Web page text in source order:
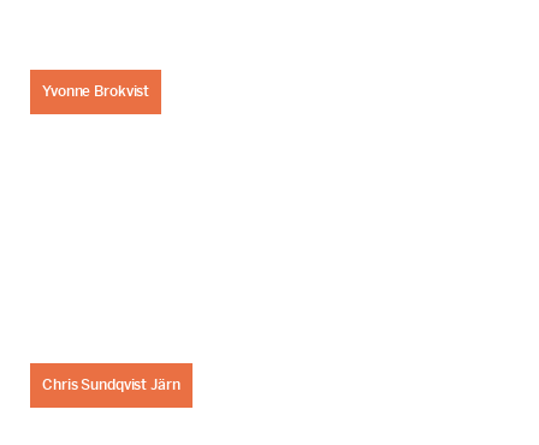
Yvonne Brokvist
Chris Sundqvist Järn